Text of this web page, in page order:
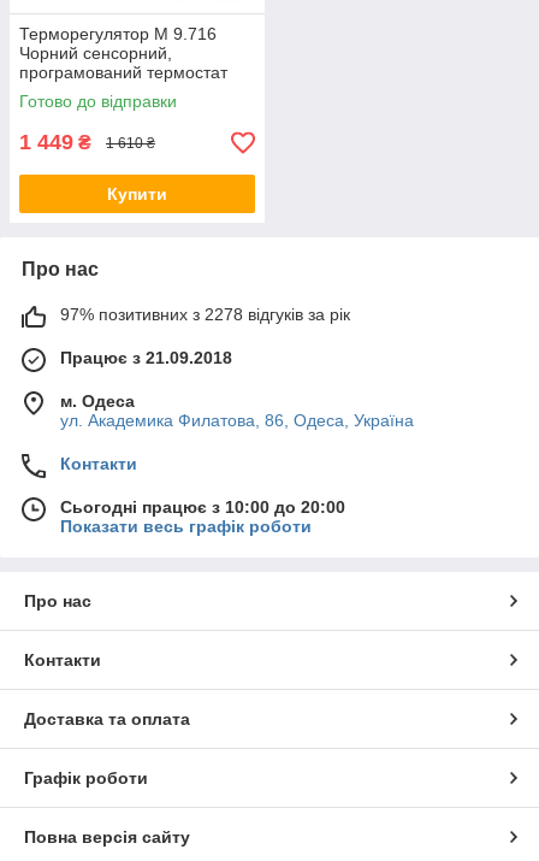
Терморегулятор M 9.716
Чорний сенсорний,
програмований термостат
для теплої підлоги, датчик
Готово до відправки
1 449 ₴ 1 610 ₴
Купити
Про нас
97% позитивних з 2278 відгуків за рік
Працює з 21.09.2018
м. Одеса
ул. Академика Филатова, 86, Одеса, Україна
Контакти
Сьогодні працює з 10:00 до 20:00
Показати весь графік роботи
Про нас
Контакти
Доставка та оплата
Графік роботи
Повна версія сайту